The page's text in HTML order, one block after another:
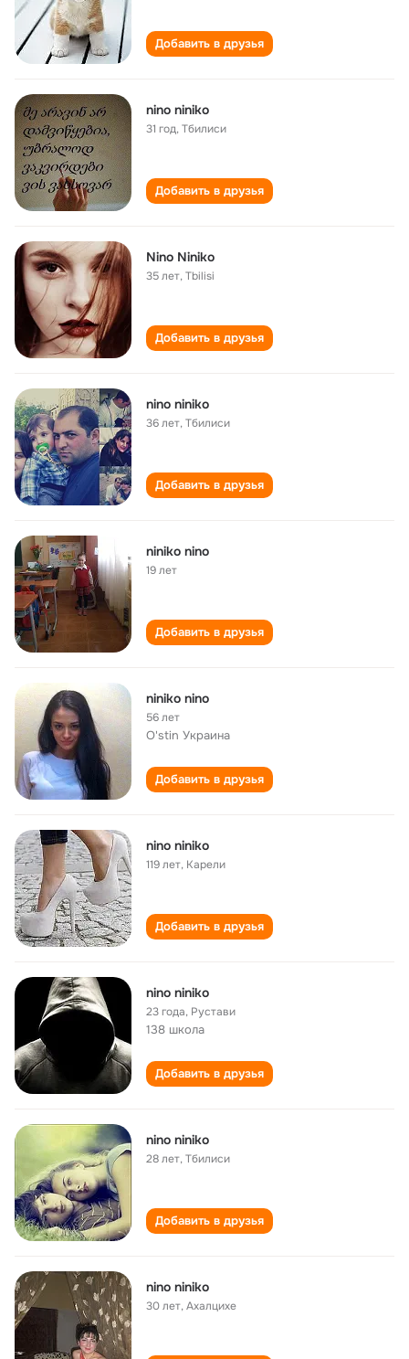
Добавить в друзья
nino niniko
31 год,Тбилиси
Добавить в друзья
Nino Niniko
35 лет,Tbilisi
Добавить в друзья
nino niniko
36 лет,Тбилиси
Добавить в друзья
niniko nino
19 лет
Добавить в друзья
niniko nino
56 лет
O'stin Украина
Добавить в друзья
nino niniko
119 лет, Карели
Добавить в друзья
nino niniko
23 года, Рустави
138 школа
Добавить в друзья
nino niniko
28 лет,Тбилиси
Добавить в друзья
nino niniko
30 лет,Ахалцихе